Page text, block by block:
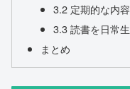
3.2 定期的な内
3.3 読書を日常
まとめ